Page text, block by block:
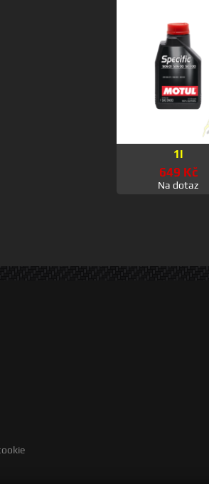
1l
649 Kč
Na dotaz